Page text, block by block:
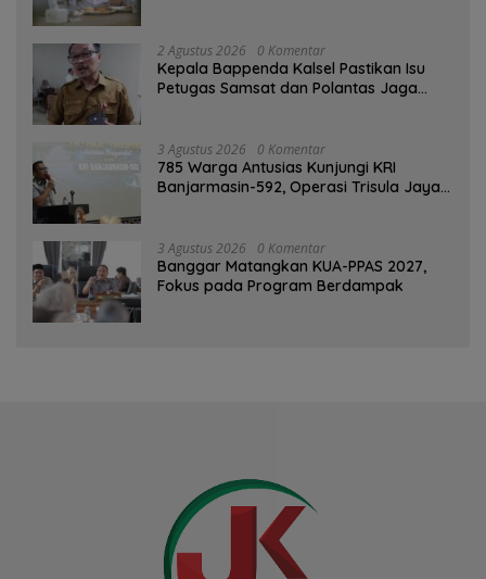
2 Agustus 2026 0 Komentar
Kepala Bappenda Kalsel Pastikan Isu
Petugas Samsat dan Polantas Jaga
3 Agustus 2026 0 Komentar
785 Warga Antusias Kunjungi KRI
Banjarmasin-592, Operasi Trisula Jaya
3 Agustus 2026 0 Komentar
‎Banggar Matangkan KUA-PPAS 2027,
Fokus pada Program Berdampak